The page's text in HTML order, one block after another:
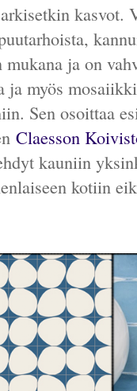
kasvot.
ja on
ja myös
Sen osoittaa
Claesson
kauniin
kotiin